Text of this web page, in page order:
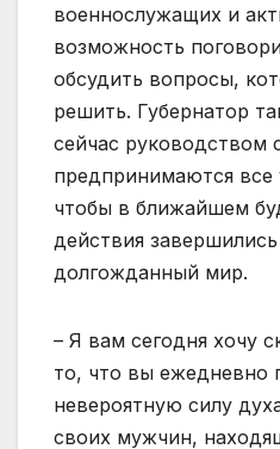
военнослужащих и
возможность
обсудить вопросы,
решить. Губернатор
сейчас руководством
предпринимаются все
чтобы в ближайшем
действия
долгожданный мир.
– Я вам сегодня хочу
то, что вы ежедневно
невероятную силу
своих мужчин,